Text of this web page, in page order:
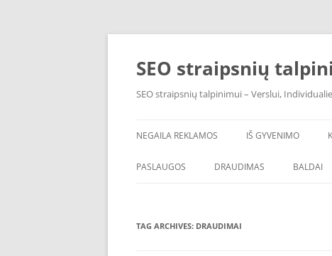
Skip
SEO straipsnių
SEO straipsnių talpinimui – Verslui,
NEGAILA REKLAMOS IŠ GYVENIMO
PASLAUGOS DRAUDIMAS BALDAI
TAG ARCHIVES: DRAUDIMAI